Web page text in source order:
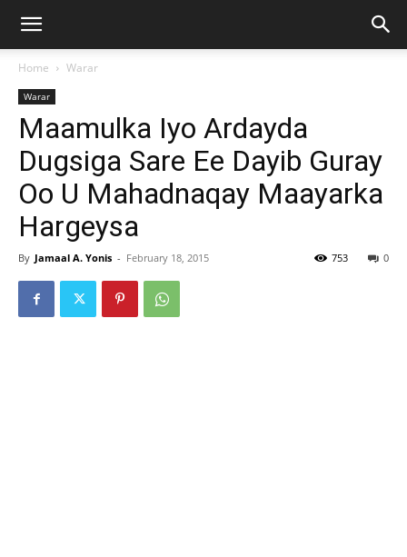
Home Warar
Warar
Maamulka Iyo Ardayda
Dugsiga Sare Ee Dayib Guray
Oo U Mahadnaqay Maayarka
Hargeysa
By Jamaal A. Yonis - February 18, 2015 0
753